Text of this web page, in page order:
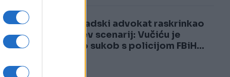
2
Beogradski advokat raskrinkao
Vučićev scenarij: Vučiću je
trebao sukob s policijom FBiH...